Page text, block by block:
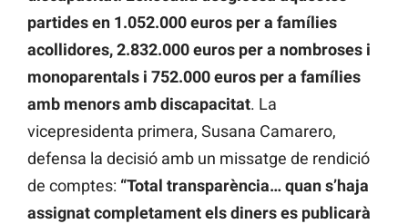
partides en 1.052.000 euros per a famílies
acollidores, 2.832.000 euros per a nombroses i
monoparentals i 752.000 euros per a famílies
amb menors amb discapacitat. La
vicepresidenta primera, Susana Camarero,
defensa la decisió amb un missatge de rendició
de comptes: “Total transparència… quan s’haja
assignat completament els diners es publicarà